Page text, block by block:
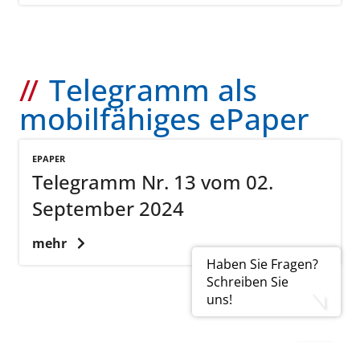
Haben Sie Fragen?
Schreiben Sie
uns!
Telegramm als
mobilfähiges ePaper
EPAPER
Telegramm Nr. 13 vom 02.
September 2024
mehr